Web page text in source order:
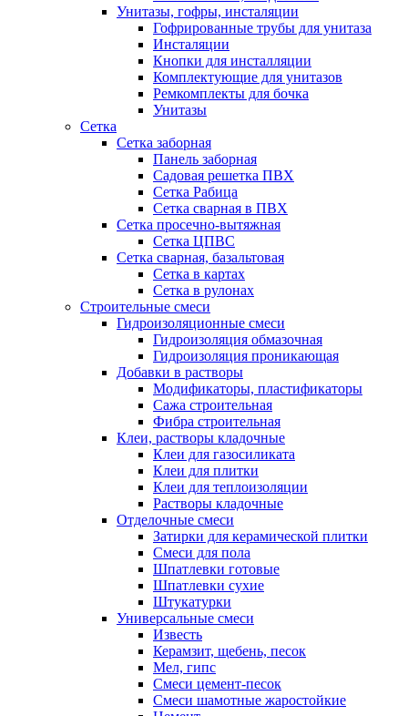
Унитазы, гофры, инсталяции
Гофрированные трубы для унитаза
Инсталяции
Кнопки для инсталляции
Комплектующие для унитазов
Ремкомплекты для бочка
Унитазы
Сетка
Сетка заборная
Панель заборная
Садовая решетка ПВХ
Сетка Рабица
Сетка сварная в ПВХ
Сетка просечно-вытяжная
Сетка ЦПВС
Сетка сварная, базальтовая
Сетка в картах
Сетка в рулонах
Строительные смеси
Гидроизоляционные смеси
Гидроизоляция обмазочная
Гидроизоляция проникающая
Добавки в растворы
Модификаторы, пластификаторы
Сажа строительная
Фибра строительная
Клеи, растворы кладочные
Клеи для газосиликата
Клеи для плитки
Клеи для теплоизоляции
Растворы кладочные
Отделочные смеси
Затирки для керамической плитки
Смеси для пола
Шпатлевки готовые
Шпатлевки сухие
Штукатурки
Универсальные смеси
Известь
Керамзит, щебень, песок
Мел, гипс
Смеси цемент-песок
Смеси шамотные жаростойкие